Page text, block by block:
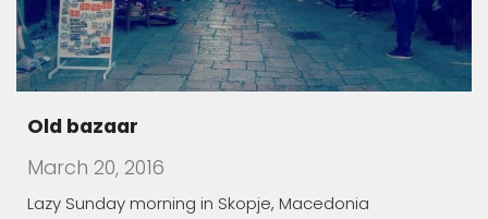
Old bazaar
March 20, 2016
Lazy Sunday morning in Skopje, Macedonia